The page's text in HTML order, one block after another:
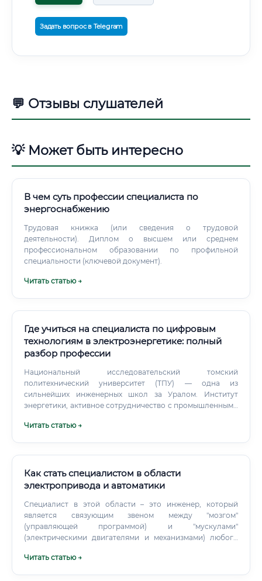
Задать вопрос в Telegram
💬 Отзывы слушателей
💡 Может быть интересно
В чем суть профессии специалиста по
энергоснабжению
Трудовая книжка (или сведения о трудовой
деятельности). Диплом о высшем или среднем
профессиональном образовании по профильной
специальности (ключевой документ).
Читать статью →
Где учиться на специалиста по цифровым
технологиям в электроэнергетике: полный
разбор профессии
Национальный исследовательский томский
политехнический университет (ТПУ) — одна из
сильнейших инженерных школ за Уралом. Институт
энергетики, активное сотрудничество с промышленными
энергетика + цифровые технологии, это лучший выбор.
Читать статью →
Как стать специалистом в области
электропривода и автоматики
Специалист в этой области – это инженер, который
является связующим звеном между "мозгом"
(управляющей программой) и "мускулами"
(электрическими двигателями и механизмами) любого
заключается в создании, наладке и обслуживании
Читать статью →